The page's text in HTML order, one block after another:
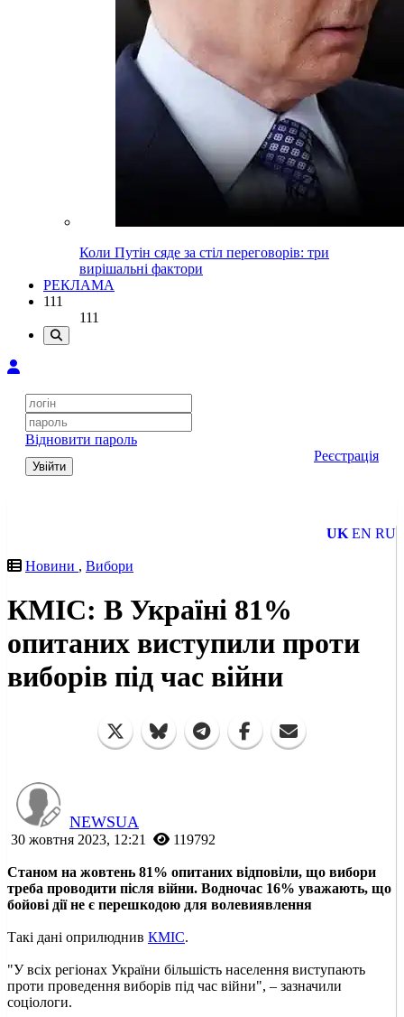
Коли Путін сяде за стіл переговорів: три
вирішальні фактори
РЕКЛАМА
111
111
Відновити пароль
Увійти
Реєстрація
UK EN RU
Новини , Вибори
КМІС: В Україні 81%
опитаних виступили проти
виборів під час війни
NEWSUA
30 жовтня 2023, 12:21 119792
Станом на жовтень 81% опитаних відповіли, що вибори
треба проводити після війни. Водночас 16% уважають, що
бойові дії не є перешкодою для волевиявлення
Такі дані оприлюднив КМІС.
"У всіх регіонах України більшість населення виступають
проти проведення виборів під час війни", – зазначили
соціологи.